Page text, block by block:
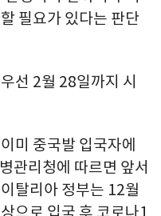
필요가 있다는 판단
선 2월 28일까지 시
미 중국발 입국자에
관리청에 따르면 앞서
탈리아 정부는 12월
으로 입국 후 코로나1